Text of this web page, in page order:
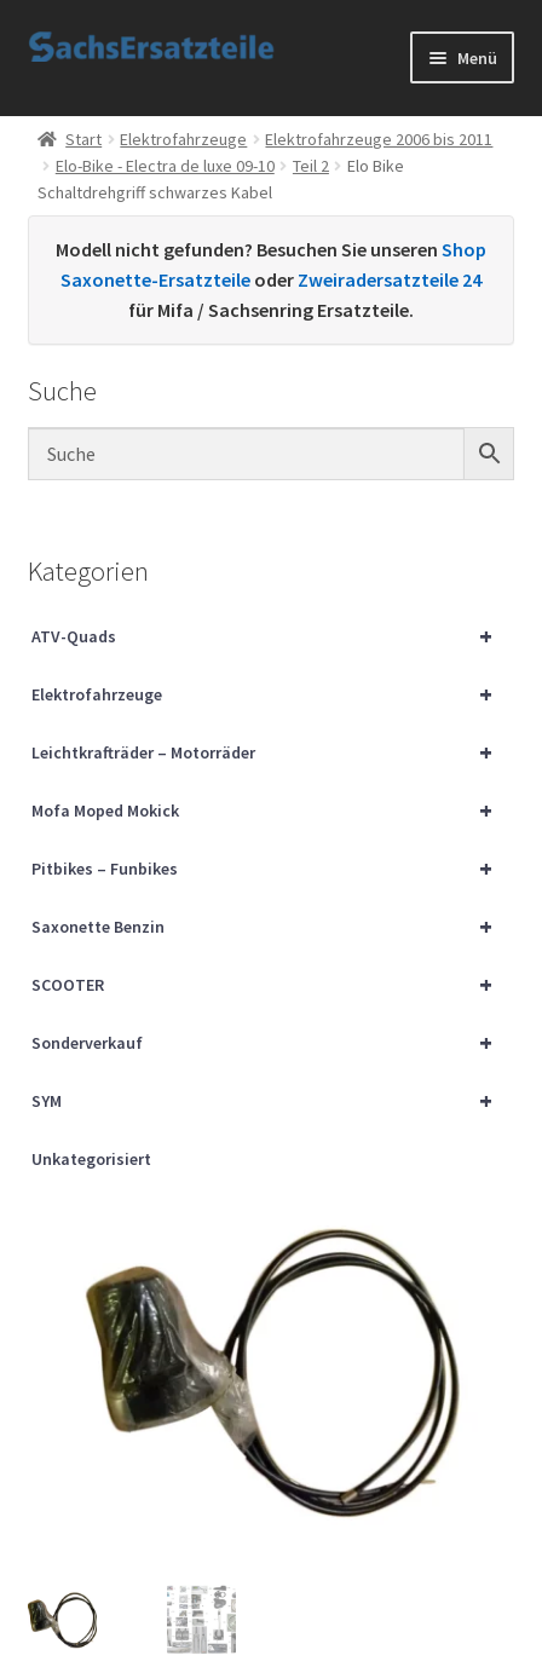
Zur
Zum
Menü
Start
AGB
Datenschutzerklärung
Sachs Ersatzteile
Über uns
Vertrag widerrufen
Widerrufsbelehrung
Cart
Checkout
Start Elektrofahrzeuge
Elektrofahrzeuge 2006 bis 2011
Elo-Bike - Electra de luxe 09-10
Teil 2
Elo Bike
Schaltdrehgriff schwarzes Kabel
Modell nicht gefunden? Besuchen Sie unseren Shop
Saxonette-Ersatzteile oder Zweiradersatzteile 24
für Mifa / Sachsenring Ersatzteile.
Suche
Kategorien
+
ATV-Quads
+
Elektrofahrzeuge
+
Leichtkrafträder – Motorräder
+
Mofa Moped Mokick
+
Pitbikes – Funbikes
+
Saxonette Benzin
+
SCOOTER
+
Sonderverkauf
+
SYM
Unkategorisiert